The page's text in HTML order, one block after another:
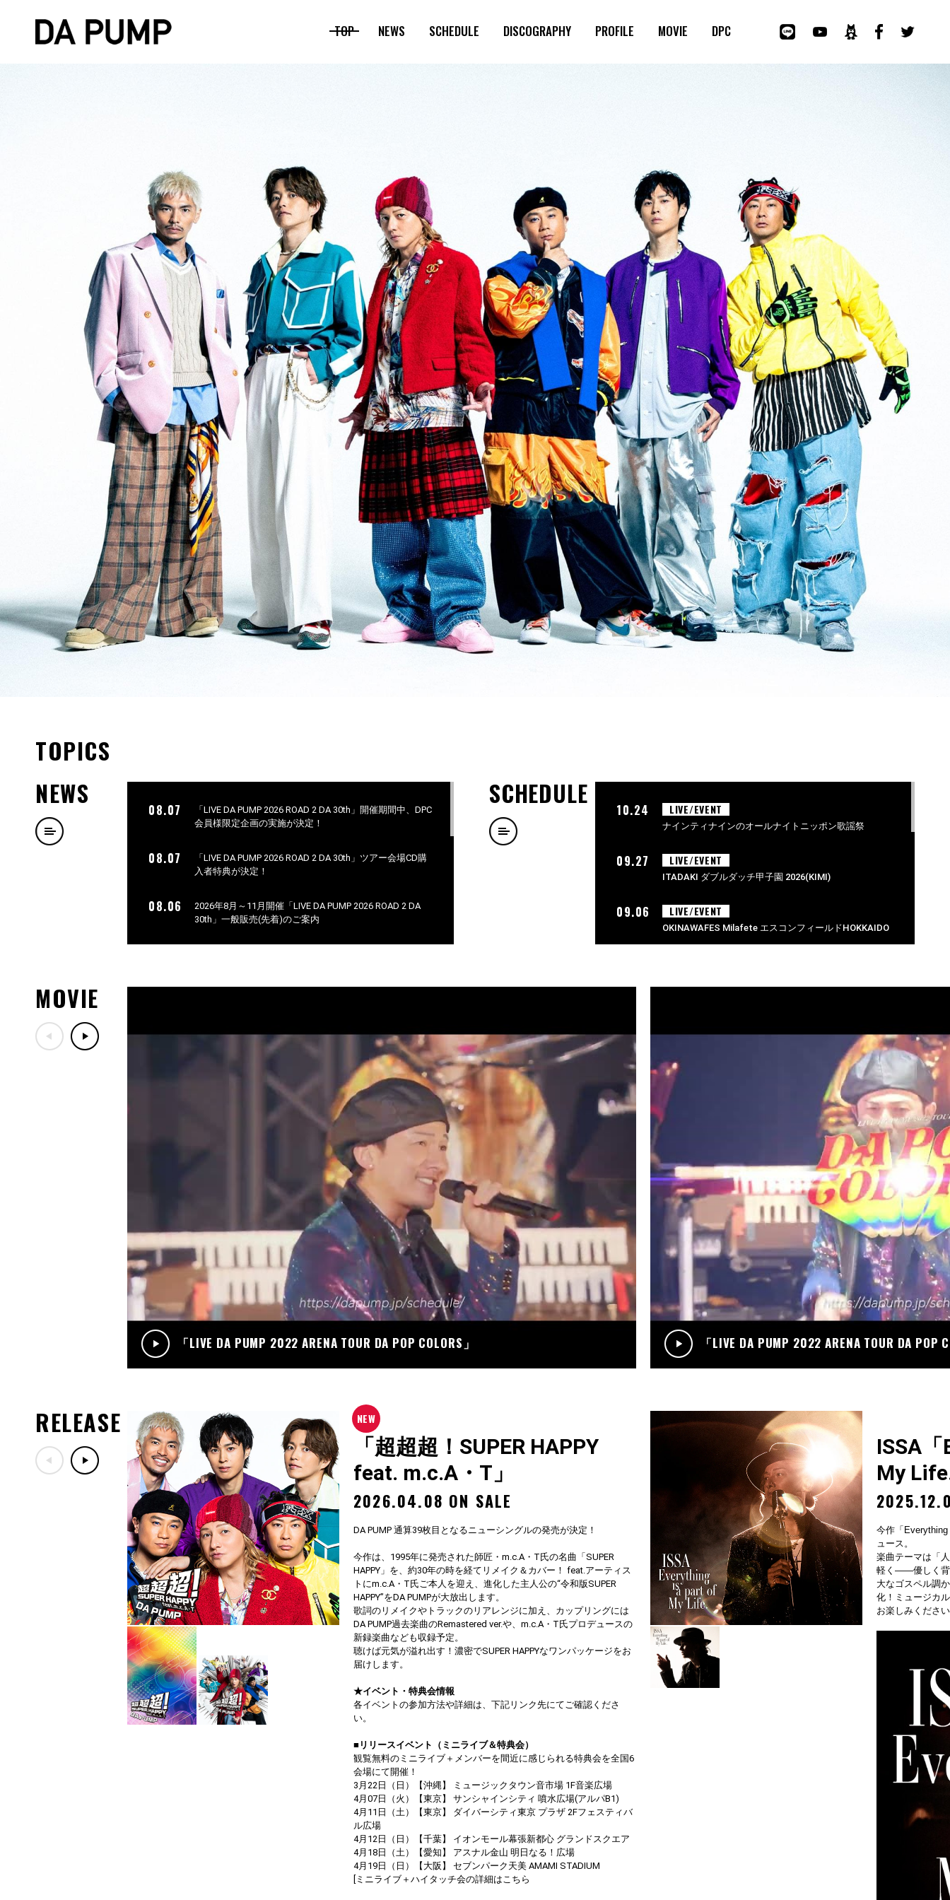
TOP NEWS SCHEDULE DISCOGRAPHY PROFILE MOVIE DPC
TOPICS
NEWS
08.07
「LIVE DA PUMP 2026 ROAD 2 DA 30th」開催期間中、DPC
会員様限定企画の実施が決定！
08.07
「LIVE DA PUMP 2026 ROAD 2 DA 30th」ツアー会場CD購
入者特典が決定！
08.06
2026年8月～11月開催「LIVE DA PUMP 2026 ROAD 2 DA
30th」一般販売(先着)のご案内
08.01
「LIVE DA PUMP 2026 ROAD 2 DA 30th」11月27日(金)神奈
「LIVE DA PUMP 2026 ROAD 2 DA 30th」オフィシャルグ
7/30(木)DA PUMPファンクラブ“DPC”会員限定生配信決
「LIVE DA PUMP 2026 ROAD 2 DA 30th」ドキュメンタリ
10/24(土)開催「ナインティナインのオールナイトニッポ
07.06 7/18(土)TBS「音楽の日2026」出演決定！
SCHEDULE
10.24 LIVE/EVENT
ナインティナインのオールナイトニッポン歌謡祭
09.27 LIVE/EVENT
ITADAKI ダブルダッチ甲子園 2026(KIMI)
09.06 LIVE/EVENT
OKINAWAFES Milafete エスコンフィールドHOKKAIDO
07.26 RADIO
サンデーradio 調子 do～yo！！(KIMI/U-YEAH)
07.23
MAGAZINE
スペシャルブック『世界館』(KENZO)
07.19 RADIO
サンデーradio 調子 do～yo！！(KIMI/U-YEAH)
07.12 RADIO
サンデーradio 調子 do～yo！！(KIMI/U-YEAH)
MOVIE
「LIVE DA PUMP 2022 ARENA TOUR DA POP COLORS」 「LIVE DA PUMP 2022 ARENA TOUR DA POP
RELEASE
「超超超！SUPER HAPPY
feat. m.c.A・T」
2026.04.08 ON SALE
DA PUMP 通算39枚目となるニューシングルの発売が決定！
今作は、1995年に発売された師匠・m.c.A・T氏の名曲「SUPER
HAPPY」を、約30年の時を経てリメイク＆カバー！ feat.アーティス
トにm.c.A・T氏ご本人を迎え、進化した主人公の“令和版SUPER
HAPPY”をDA PUMPが大放出します。
歌詞のリメイクやトラックのリアレンジに加え、カップリングには
DA PUMP過去楽曲のRemastered ver.や、m.c.A・T氏プロデュースの
新録楽曲なども収録予定。
聴けば元気が溢れ出す！濃密でSUPER HAPPYなワンパッケージをお
届けします。
★イベント・特典会情報
各イベントの参加方法や詳細は、下記リンク先にてご確認くださ
い。
■リリースイベント（ミニライブ＆特典会）
観覧無料のミニライブ＋メンバーを間近に感じられる特典会を全国6
会場にて開催！
3月22日（日）【沖縄】 ミュージックタウン音市場 1F音楽広場
4月07日（火）【東京】 サンシャインシティ 噴水広場(アルパB1)
4月11日（土）【東京】 ダイバーシティ東京 プラザ 2Fフェスティバ
ル広場
4月12日（日）【千葉】 イオンモール幕張新都心 グランドスクエア
4月18日（土）【愛知】 アスナル金山 明日なる！広場
4月19日（日）【大阪】 セブンパーク天美 AMAMI STADIUM
[ミニライブ＋ハイタッチ会の詳細はこちら
ISSA
My
今作「
ュース。
楽曲テーマは「
軽く——優しく背
大なゴスペル調
化！ミュージカ
お楽しみくださ